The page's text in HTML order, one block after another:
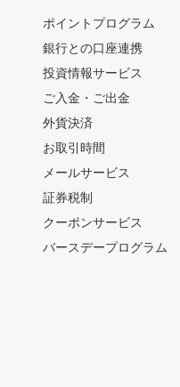
ポイントプログラム
銀行との口座連携
投資情報サービス
ご入金・ご出金
外貨決済
お取引時間
メールサービス
証券税制
クーポンサービス
バースデープログラム